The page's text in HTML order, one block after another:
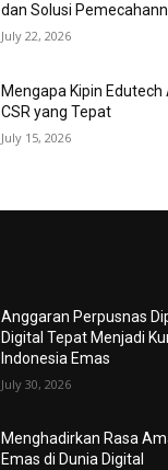
dan Solusi
July 22, 2026
Mengapa Kipin Edutech
CSR yang Tepat
July 15, 2026
Anggaran Perpusnas
Digital Tepat Menjadi
Indonesia Emas
July 30, 2026
Menghadirkan Rasa
Emas di Dunia Digital